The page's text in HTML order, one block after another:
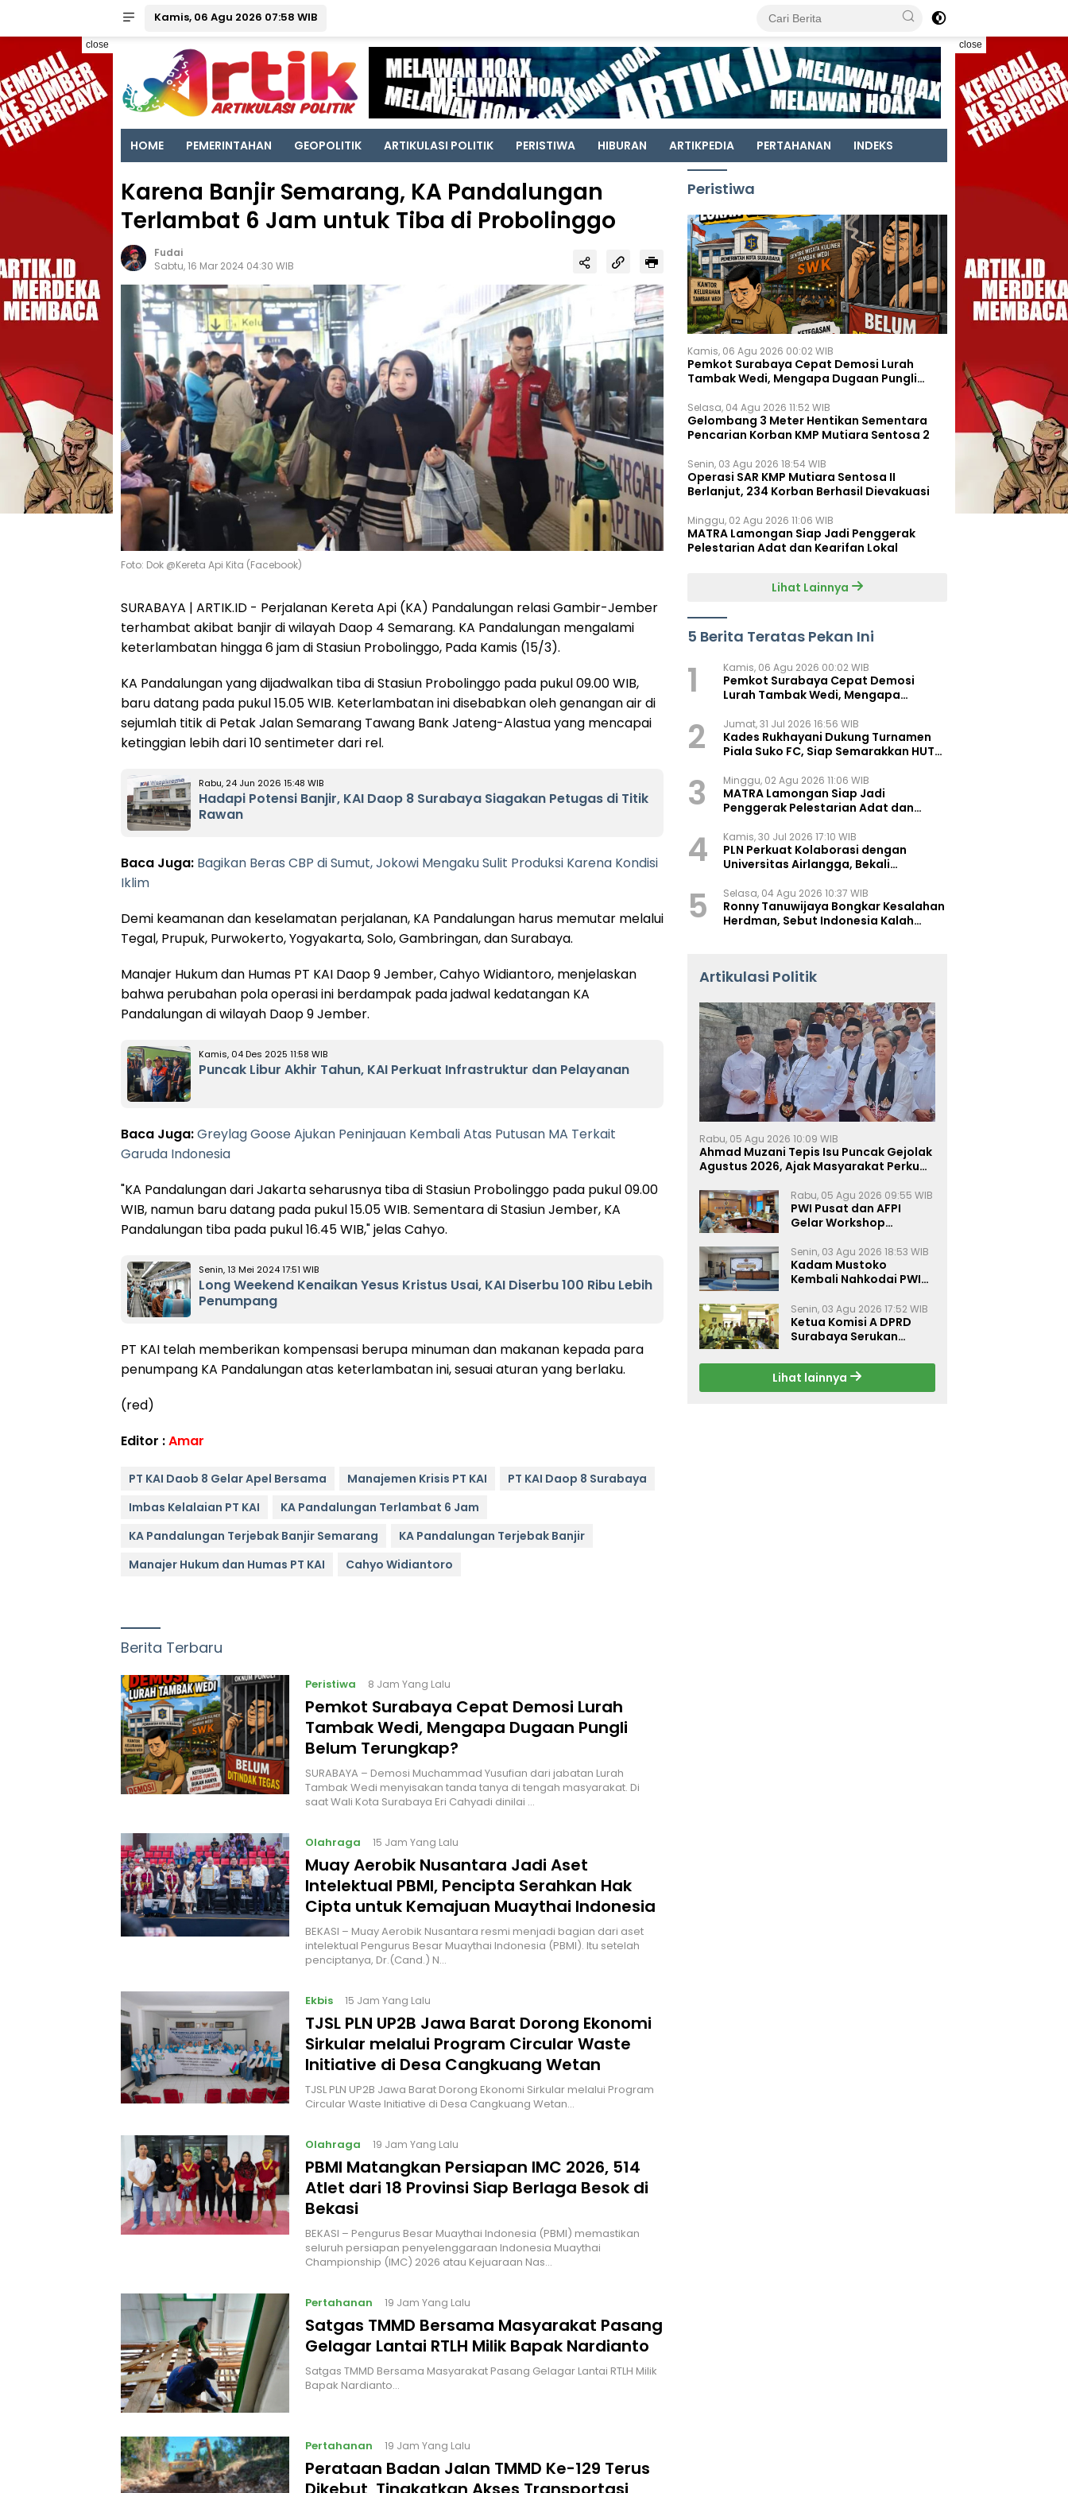
Kamis, 06 Agu 2026 07:58 WIB
close close
HOME PEMERINTAHAN GEOPOLITIK ARTIKULASI POLITIK PERISTIWA HIBURAN ARTIKPEDIA PERTAHANAN INDEKS
Karena Banjir Semarang, KA Pandalungan
Terlambat 6 Jam untuk Tiba di Probolinggo
Fudai
Sabtu, 16 Mar 2024 04:30 WIB
Foto: Dok @Kereta Api Kita (Facebook)
SURABAYA | ARTIK.ID - Perjalanan Kereta Api (KA) Pandalungan relasi Gambir-Jember
terhambat akibat banjir di wilayah Daop 4 Semarang. KA Pandalungan mengalami
keterlambatan hingga 6 jam di Stasiun Probolinggo, Pada Kamis (15/3).
KA Pandalungan yang dijadwalkan tiba di Stasiun Probolinggo pada pukul 09.00 WIB,
baru datang pada pukul 15.05 WIB. Keterlambatan ini disebabkan oleh genangan air di
sejumlah titik di Petak Jalan Semarang Tawang Bank Jateng-Alastua yang mencapai
ketinggian lebih dari 10 sentimeter dari rel.
Rabu, 24 Jun 2026 15:48 WIB
Hadapi Potensi Banjir, KAI Daop 8 Surabaya Siagakan Petugas di Titik
Rawan
Baca Juga: Bagikan Beras CBP di Sumut, Jokowi Mengaku Sulit Produksi Karena Kondisi
Iklim
Demi keamanan dan keselamatan perjalanan, KA Pandalungan harus memutar melalui
Tegal, Prupuk, Purwokerto, Yogyakarta, Solo, Gambringan, dan Surabaya.
Manajer Hukum dan Humas PT KAI Daop 9 Jember, Cahyo Widiantoro, menjelaskan
bahwa perubahan pola operasi ini berdampak pada jadwal kedatangan KA
Pandalungan di wilayah Daop 9 Jember.
Kamis, 04 Des 2025 11:58 WIB
Puncak Libur Akhir Tahun, KAI Perkuat Infrastruktur dan Pelayanan
Baca Juga:Greylag Goose Ajukan Peninjauan Kembali Atas Putusan MA Terkait
Garuda Indonesia
"KA Pandalungan dari Jakarta seharusnya tiba di Stasiun Probolinggo pada pukul 09.00
WIB, namun baru datang pada pukul 15.05 WIB. Sementara di Stasiun Jember, KA
Pandalungan tiba pada pukul 16.45 WIB," jelas Cahyo.
Senin, 13 Mei 2024 17:51 WIB
Long Weekend Kenaikan Yesus Kristus Usai, KAI Diserbu 100 Ribu Lebih
Penumpang
PT KAI telah memberikan kompensasi berupa minuman dan makanan kepada para
penumpang KA Pandalungan atas keterlambatan ini, sesuai aturan yang berlaku.
(red)
Editor :Amar
PT KAI Daob 8 Gelar Apel Bersama Manajemen Krisis PT KAI
PT KAI Daop 8 Surabaya
Imbas Kelalaian PT KAI
KA Pandalungan Terlambat 6 Jam
KA Pandalungan Terjebak Banjir Semarang
KA Pandalungan Terjebak Banjir
Manajer Hukum dan Humas PT KAI
Cahyo Widiantoro
Berita Terbaru
Peristiwa 8 Jam Yang Lalu
Pemkot Surabaya Cepat Demosi Lurah
Tambak Wedi, Mengapa Dugaan Pungli
Belum Terungkap?
SURABAYA – Demosi Muchammad Yusufian dari jabatan Lurah
Tambak Wedi menyisakan tanda tanya di tengah masyarakat. Di
saat Wali Kota Surabaya Eri Cahyadi dinilai …
Olahraga 15 Jam Yang Lalu
Muay Aerobik Nusantara Jadi Aset
Intelektual PBMI, Pencipta Serahkan Hak
Cipta untuk Kemajuan Muaythai Indonesia
BEKASI – Muay Aerobik Nusantara resmi menjadi bagian dari aset
intelektual Pengurus Besar Muaythai Indonesia (PBMI). Itu setelah
penciptanya, Dr.(Cand.) N…
Ekbis 15 Jam Yang Lalu
TJSL PLN UP2B Jawa Barat Dorong Ekonomi
Sirkular melalui Program Circular Waste
Initiative di Desa Cangkuang Wetan
TJSL PLN UP2B Jawa Barat Dorong Ekonomi Sirkular melalui Program
Circular Waste Initiative di Desa Cangkuang Wetan…
Olahraga 19 Jam Yang Lalu
PBMI Matangkan Persiapan IMC 2026, 514
Atlet dari 18 Provinsi Siap Berlaga Besok di
Bekasi
‎BEKASI – Pengurus Besar Muaythai Indonesia (PBMI) memastikan
seluruh persiapan penyelenggaraan Indonesia Muaythai
Championship (IMC) 2026 atau Kejuaraan Nas…
Pertahanan 19 Jam Yang Lalu
Satgas TMMD Bersama Masyarakat Pasang
Gelagar Lantai RTLH Milik Bapak Nardianto
Satgas TMMD Bersama Masyarakat Pasang Gelagar Lantai RTLH Milik
Bapak Nardianto…
Pertahanan 19 Jam Yang Lalu
Perataan Badan Jalan TMMD Ke-129 Terus
Peristiwa
Kamis, 06 Agu 2026 00:02 WIB
Pemkot Surabaya Cepat Demosi Lurah
Tambak Wedi, Mengapa Dugaan Pungli
Selasa, 04 Agu 2026 11:52 WIB
Gelombang 3 Meter Hentikan Sementara
Pencarian Korban KMP Mutiara Sentosa 2
Senin, 03 Agu 2026 18:54 WIB
Operasi SAR KMP Mutiara Sentosa II
Berlanjut, 234 Korban Berhasil Dievakuasi
Minggu, 02 Agu 2026 11:06 WIB
MATRA Lamongan Siap Jadi Penggerak
Pelestarian Adat dan Kearifan Lokal
Lihat Lainnya
5 Berita Teratas Pekan Ini
1 Kamis, 06 Agu 2026 00:02 WIB
Pemkot Surabaya Cepat Demosi
Lurah Tambak Wedi, Mengapa
2 Jumat, 31 Jul 2026 16:56 WIB
Kades Rukhayani Dukung Turnamen
Piala Suko FC, Siap Semarakkan HUT
3 Minggu, 02 Agu 2026 11:06 WIB
MATRA Lamongan Siap Jadi
Penggerak Pelestarian Adat dan
4 Kamis, 30 Jul 2026 17:10 WIB
PLN Perkuat Kolaborasi dengan
Universitas Airlangga, Bekali
Transisi Energi
5 Selasa, 04 Agu 2026 10:37 WIB
Ronny Tanuwijaya Bongkar Kesalahan
Herdman, Sebut Indonesia Kalah
Artikulasi Politik
Rabu, 05 Agu 2026 10:09 WIB
Ahmad Muzani Tepis Isu Puncak Gejolak
Agustus 2026, Ajak Masyarakat Perkuat
Rabu, 05 Agu 2026 09:55 WIB
PWI Pusat dan AFPI
Gelar Workshop
Inklusi Keuangan, dan
Perlindungan Publik
Senin, 03 Agu 2026 18:53 WIB
Kadam Mustoko
Kembali Nahkodai PWI
Harap Sinergi Antar
Daerah Kian Kuat
Senin, 03 Agu 2026 17:52 WIB
Ketua Komisi A DPRD
Surabaya Serukan
Merah Putih Sambut
HUT ke-81 RI
Lihat lainnya